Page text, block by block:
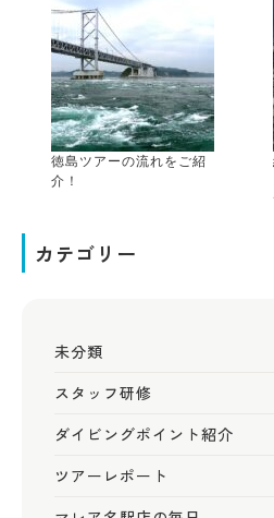
徳島ツアーの流れをご紹
介！
カテゴリー
未分類
スタッフ研修
ダイビングポイント紹介
ツアーレポート